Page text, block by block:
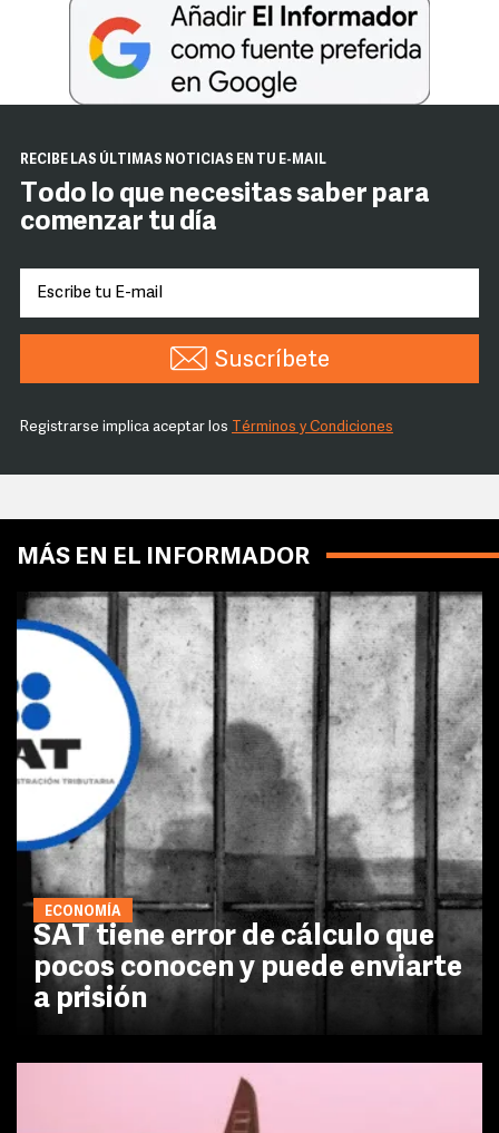
RECIBE LAS ÚLTIMAS NOTICIAS EN TU E-MAIL
Todo lo que necesitas saber para
comenzar tu día
Suscríbete
Registrarse implica aceptar los Términos y Condiciones
MÁS EN EL INFORMADOR
ECONOMÍA
SAT tiene error de cálculo que
pocos conocen y puede enviarte
a prisión